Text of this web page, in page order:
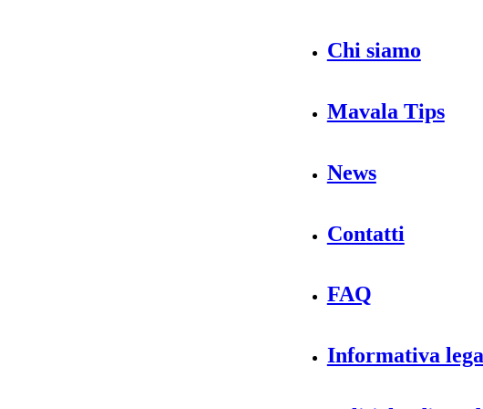
Chi siamo
Mavala Tips
News
Contatti
FAQ
Informativa